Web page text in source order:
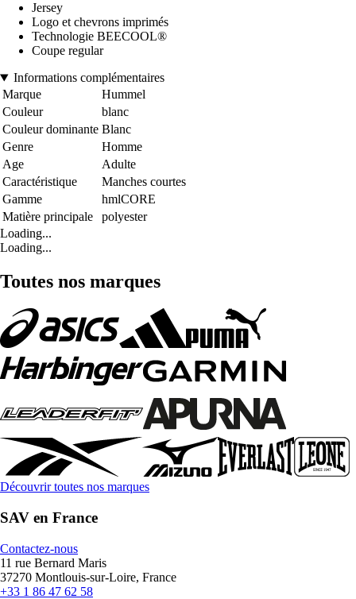
Jersey
Logo et chevrons imprimés
Technologie BEECOOL®
Coupe regular
Informations complémentaires
Marque
Hummel
Couleur
blanc
Couleur dominante Blanc
Genre
Homme
Age
Adulte
Caractéristique
Manches courtes
Gamme
hmlCORE
Matière principale
polyester
Loading...
Loading...
Toutes nos marques
Découvrir toutes nos marques
SAV en France
Contactez-nous
11 rue Bernard Maris
37270 Montlouis-sur-Loire, France
+33 1 86 47 62 58